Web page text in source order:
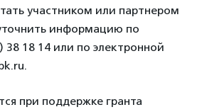
участником или партнером
информацию по
38 18 14 или по электронной
при поддержке гранта